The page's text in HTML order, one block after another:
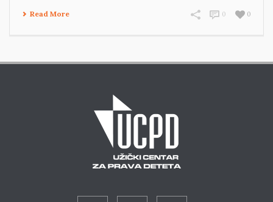
Read More 0
0